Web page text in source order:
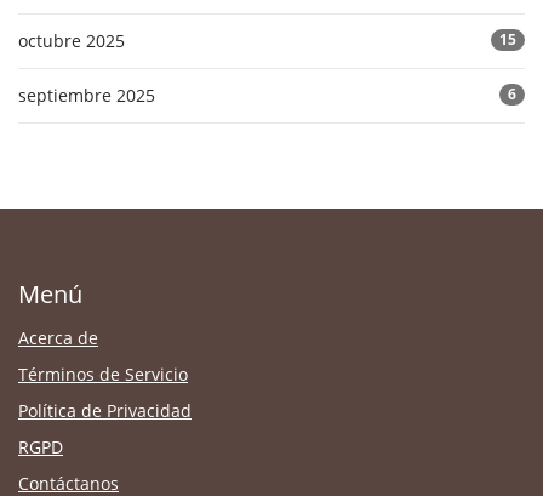
octubre 2025 15
septiembre 2025 6
Menú
Acerca de
Términos de Servicio
Política de Privacidad
RGPD
Contáctanos